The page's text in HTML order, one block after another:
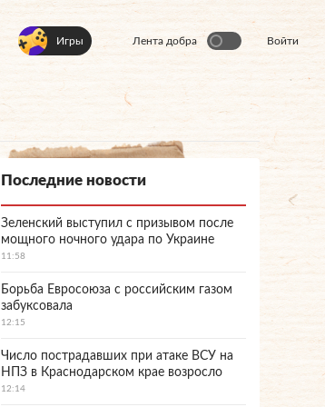
Игры Лента добра Войти
Последние новости
Зеленский выступил с призывом после
мощного ночного удара по Украине
11:58
Борьба Евросоюза с российским газом
забуксовала
12:15
Число пострадавших при атаке ВСУ на
НПЗ в Краснодарском крае возросло
12:14